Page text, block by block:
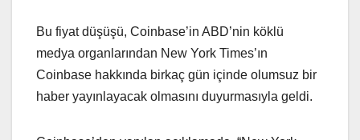
Bu fiyat düşüşü, Coinbase’in ABD’nin köklü
medya organlarından New York Times’ın
Coinbase hakkında birkaç gün içinde olumsuz bir
haber yayınlayacak olmasını duyurmasıyla geldi.